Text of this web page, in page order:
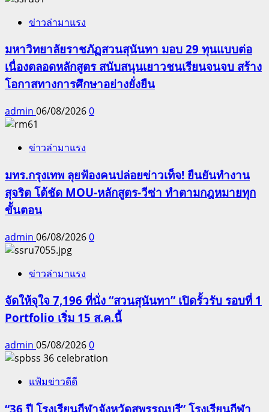
ข่าวล่ามาแรง
มหาวิทยาลัยราชภัฏสวนสุนันทา มอบ 29 ทุนแบบต่อ
เนื่องตลอดหลักสูตร สนับสนุนเยาวชนเรียนจนจบ สร้าง
โอกาสทางการศึกษาอย่างยั่งยืน
admin 06/08/20260
ข่าวล่ามาแรง
มทร.กรุงเทพ ลุยฟ้องคนปล่อยข่าวเท็จ! ยืนยันทำงาน
สุจริต โต้ชัด MOU-หลักสูตร-วีซ่า ทำตามกฎหมายทุก
ขั้นตอน
admin 06/08/20260
ข่าวล่ามาแรง
จัดให้จุใจ 7,196 ที่นั่ง “สวนสุนันทา” เปิดรั้วรับ รอบที่ 1
Portfolio เริ่ม 15 ส.ค.นี้
admin 05/08/20260
แฟ้มข่าวดีดี
“36 ปี โรงเรียนกีฬาจังหวัดสุพรรณบุรี” โรงเรียนกีฬา